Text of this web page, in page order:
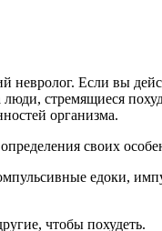
невролог. Если вы
стремящиеся
организма.
своих
едоки,
чтобы похудеть.